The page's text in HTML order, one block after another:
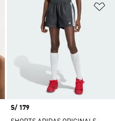
Añadir a la lista de deseos
Precio
S/ 179